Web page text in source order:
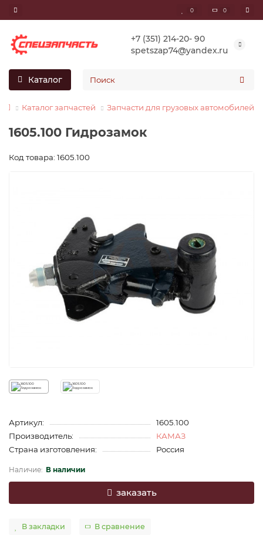
0 0
+7 (351) 214-20- 90
spetszap74@yandex.ru
Каталог
Каталог запчастей Запчасти для грузовых автомобилей
1605.100 Гидрозамок
Код товара: 1605.100
Артикул:
1605.100
Производитель:
КАМАЗ
Страна изготовления:
Россия
В наличии
заказать
В закладки В сравнение